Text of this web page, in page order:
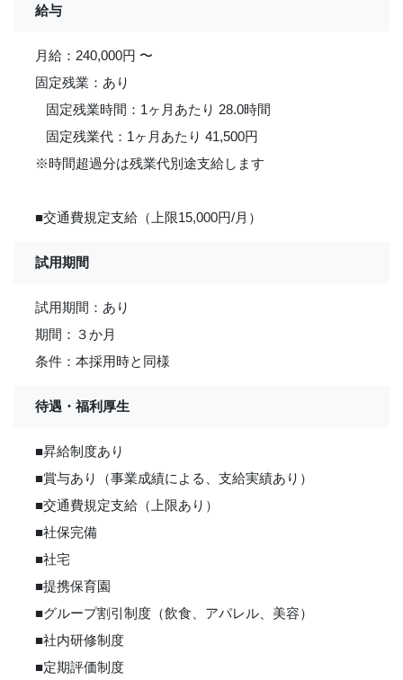
給与
月給：240,000円 〜
固定残業：あり
固定残業時間：1ヶ月あたり 28.0時間
固定残業代：1ヶ月あたり 41,500円
※時間超過分は残業代別途支給します
■交通費規定支給（上限15,000円/月）
試用期間
試用期間：あり
期間：３か月
条件：本採用時と同様
待遇・福利厚生
■昇給制度あり
■賞与あり（事業成績による、支給実績あり）
■交通費規定支給（上限あり）
■社保完備
■社宅
■提携保育園
■グループ割引制度（飲食、アパレル、美容）
■社内研修制度
■定期評価制度